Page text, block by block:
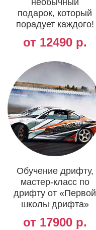
необычный
подарок, который
порадует каждого!
от 12490 р.
Обучение дрифту,
мастер-класс по
дрифту от «Первой
школы дрифта»
от 17900 р.